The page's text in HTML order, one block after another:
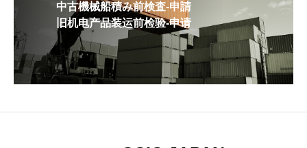
中古機械船積み前検査-申請
旧机电产品装运前检验-申请